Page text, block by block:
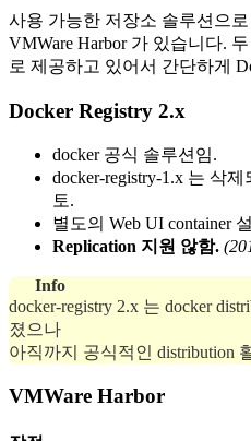
사용 가능한 저장소 솔루션으로
VMWare Harbor 가 있습니다.
로 제공하고 있어서 간단하게
Docker Registry 2.x
docker 공식 솔루션임.
docker-registry-1.x 는 삭
토.
별도의 Web UI container
Replication 지원 않함.
Info
docker-registry 2.x 는 docker
졌으나
아직까지 공식적인 distribution
VMWare Harbor